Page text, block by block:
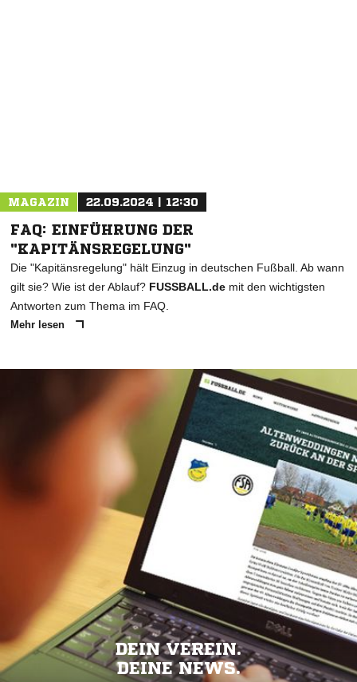
MAGAZIN 22.09.2024 | 12:30
FAQ: EINFÜHRUNG DER
"KAPITÄNSREGELUNG"
Die "Kapitänsregelung" hält Einzug in deutschen Fußball. Ab wann
gilt sie? Wie ist der Ablauf? FUSSBALL.de mit den wichtigsten
Antworten zum Thema im FAQ.
Mehr lesen
DEIN VEREIN.
DEINE NEWS.